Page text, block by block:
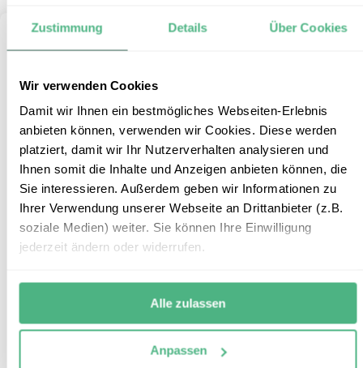
Zustimmung Details Über Cookies
Wir verwenden Cookies
Damit wir Ihnen ein bestmögliches Webseiten-Erlebnis
anbieten können, verwenden wir Cookies. Diese werden
platziert, damit wir Ihr Nutzerverhalten analysieren und
Ihnen somit die Inhalte und Anzeigen anbieten können, die
Sie interessieren. Außerdem geben wir Informationen zu
Ihrer Verwendung unserer Webseite an Drittanbieter (z.B.
soziale Medien) weiter. Sie können Ihre Einwilligung
jederzeit ändern oder widerrufen.
Alle zulassen
Anpassen
9 Upper Keys – Reef & Relax
Reiseform:
3 Tage / 2 Nächte
Reiseroute:
Upper Keys
ab € 515,- p.P. bei 2 Personen (Mai bis